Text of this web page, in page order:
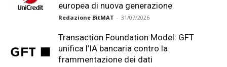
europea di nuova generazione
Redazione BitMAT - 31/07/2026
Transaction Foundation Model: GFT
unifica l’IA bancaria contro la
frammentazione dei dati